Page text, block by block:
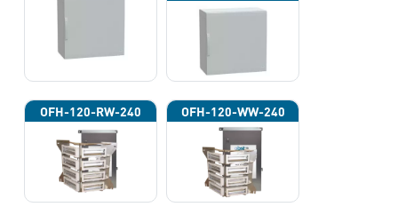
OFH-120-RW-240 OFH-120-WW-240